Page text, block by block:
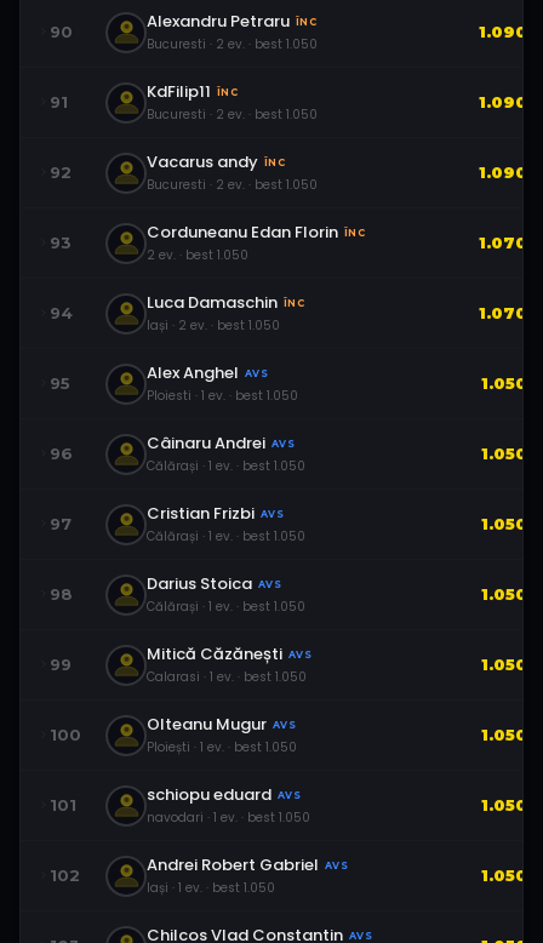
90 Alexandru Petraru ÎNC
Bucuresti · 2 ev. · best 1.050
1.090
91 KdFilip11 ÎNC
Bucuresti · 2 ev. · best 1.050
1.090
92 Vacarus andy ÎNC
Bucuresti · 2 ev. · best 1.050
1.090
93 Corduneanu Edan Florin ÎNC
2 ev. · best 1.050
1.070
94 Luca Damaschin ÎNC
Iași · 2 ev. · best 1.050
1.070
95 Alex Anghel AVS
Ploiesti · 1 ev. · best 1.050
1.050
96 Câinaru Andrei AVS
Călărași · 1 ev. · best 1.050
1.050
97 Cristian Frizbi AVS
Călărași · 1 ev. · best 1.050
1.050
98 Darius Stoica AVS
Călărași · 1 ev. · best 1.050
1.050
99 Mitică Căzănești AVS
Calarasi · 1 ev. · best 1.050
1.050
100 Olteanu Mugur AVS
Ploiești · 1 ev. · best 1.050
1.050
101 schiopu eduard AVS
navodari · 1 ev. · best 1.050
1.050
102 Andrei Robert Gabriel AVS
Iași · 1 ev. · best 1.050
1.050
Chilcos Vlad Constantin AVS